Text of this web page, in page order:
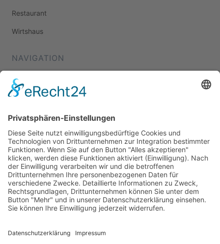
Restaurant
Wirtshaus
NAVIGATION
Home
Essen & Trinken
Shopping
Stadtleben
Veranstaltungen
Shop
Über Mich
Impressum